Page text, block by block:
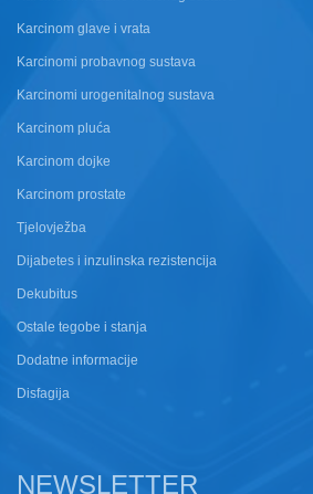
Karcinom glave i vrata
Karcinomi probavnog sustava
Karcinomi urogenitalnog sustava
Karcinom pluća
Karcinom dojke
Karcinom prostate
Tjelovježba
Dijabetes i inzulinska rezistencija
Dekubitus
Ostale tegobe i stanja
Dodatne informacije
Disfagija
NEWSLETTER